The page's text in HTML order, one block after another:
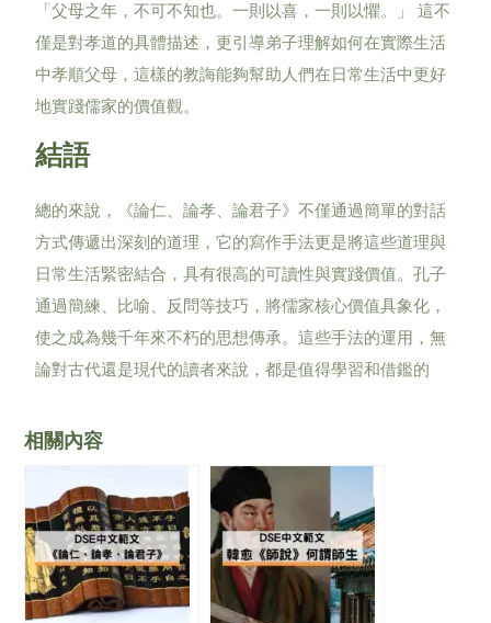
「父母之年，不可不知也。一則以喜，一則以懼。」
這不
僅是對孝道的具體描述，更引導弟子理解如何在實際生活
中孝順父母，這樣的教誨能夠幫助人們在日常生活中更好
地實踐儒家的價值觀。
結語
總的來說，《論仁、論孝、論君子》不僅通過簡單的對話
方式傳遞出深刻的道理，它的寫作手法更是將這些道理與
日常生活緊密結合，具有很高的可讀性與實踐價值。孔子
通過簡練、比喻、反問等技巧，將儒家核心價值具象化，
使之成為幾千年來不朽的思想傳承。這些手法的運用，無
論對古代還是現代的讀者來說，都是值得學習和借鑑的
相關內容